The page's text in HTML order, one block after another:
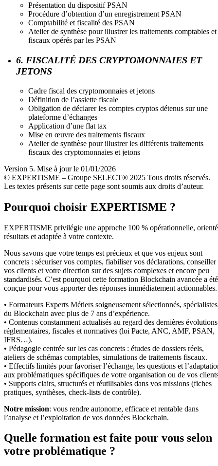
Présentation du dispositif PSAN
Procédure d’obtention d’un enregistrement PSAN
Comptabilité et fiscalité des PSAN
Atelier de synthèse pour illustrer les traitements comptables et
fiscaux opérés par les PSAN
6. FISCALITÉ DES CRYPTOMONNAIES ET
JETONS
Cadre fiscal des cryptomonnaies et jetons
Définition de l’assiette fiscale
Obligation de déclarer les comptes cryptos détenus sur une
plateforme d’échanges
Application d’une flat tax
Mise en œuvre des traitements fiscaux
Atelier de synthèse pour illustrer les différents traitements
fiscaux des cryptomonnaies et jetons
Version 5. Mise à jour le 01/01/2026
© EXPERTISME – Groupe SELECT® 2025 Tous droits réservés.
Les textes présents sur cette page sont soumis aux droits d’auteur.
Pourquoi choisir EXPERTISME ?
EXPERTISME privilégie une approche 100 % opérationnelle,
résultats et adaptée à votre contexte.
Nous savons que votre temps est précieux et que vos enjeux sont
concrets : sécuriser vos comptes, fiabiliser vos déclarations, conseiller
vos clients et votre direction sur des sujets complexes et encore peu
standardisés. C’est pourquoi cette formation Blockchain avancée a été
conçue pour vous apporter des réponses immédiatement actionnables.
• Formateurs Experts Métiers soigneusement sélectionnés, spécialistes
du Blockchain avec plus de 7 ans d’expérience.
• Contenus constamment actualisés au regard des dernières évolutions
réglementaires, fiscales et normatives (loi Pacte, ANC, AMF, PSAN,
IFRS…).
• Pédagogie centrée sur les cas concrets : études de dossiers réels,
ateliers de schémas comptables, simulations de traitements fiscaux.
• Effectifs limités pour favoriser l’échange, les questions et
aux problématiques spécifiques de votre organisation ou de vos
• Supports clairs, structurés et réutilisables dans vos missions (fiches
pratiques, synthèses, check-lists de contrôle).
Notre mission: vous rendre autonome, efficace et rentable dans
l’analyse et l’exploitation de vos données Blockchain.
Quelle formation est faite pour vous selon
votre problématique ?